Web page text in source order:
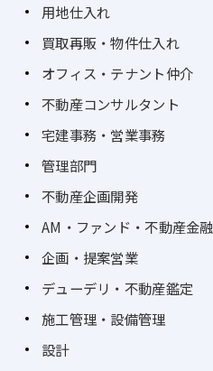
用地仕入れ
買取再販・物件仕入れ
オフィス・テナント仲介
不動産コンサルタント
宅建事務・営業事務
管理部門
不動産企画開発
AM・ファンド・不動産金融
企画・提案営業
デューデリ・不動産鑑定
施工管理・設備管理
設計